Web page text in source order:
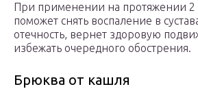
При применении на протяжении 2
поможет снять воспаление в
отечность, вернет здоровую
избежать очередного обострения.
Брюква от кашля